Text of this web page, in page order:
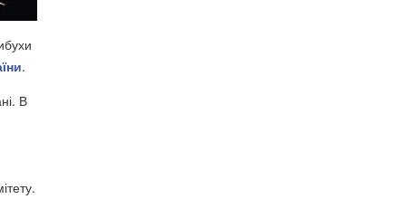
.
В